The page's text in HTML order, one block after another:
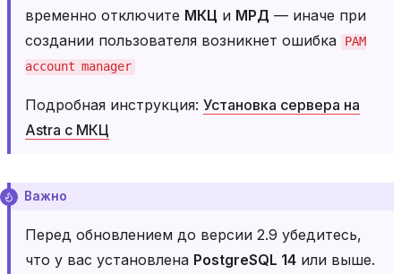
временно отключите МКЦ и МРД — иначе при
создании пользователя возникнет ошибка
PAM
account manager
Подробная инструкция: Установка сервера на
Astra с МКЦ
Важно
Перед обновлением до версии 2.9 убедитесь,
что у вас установлена PostgreSQL 14 или выше.